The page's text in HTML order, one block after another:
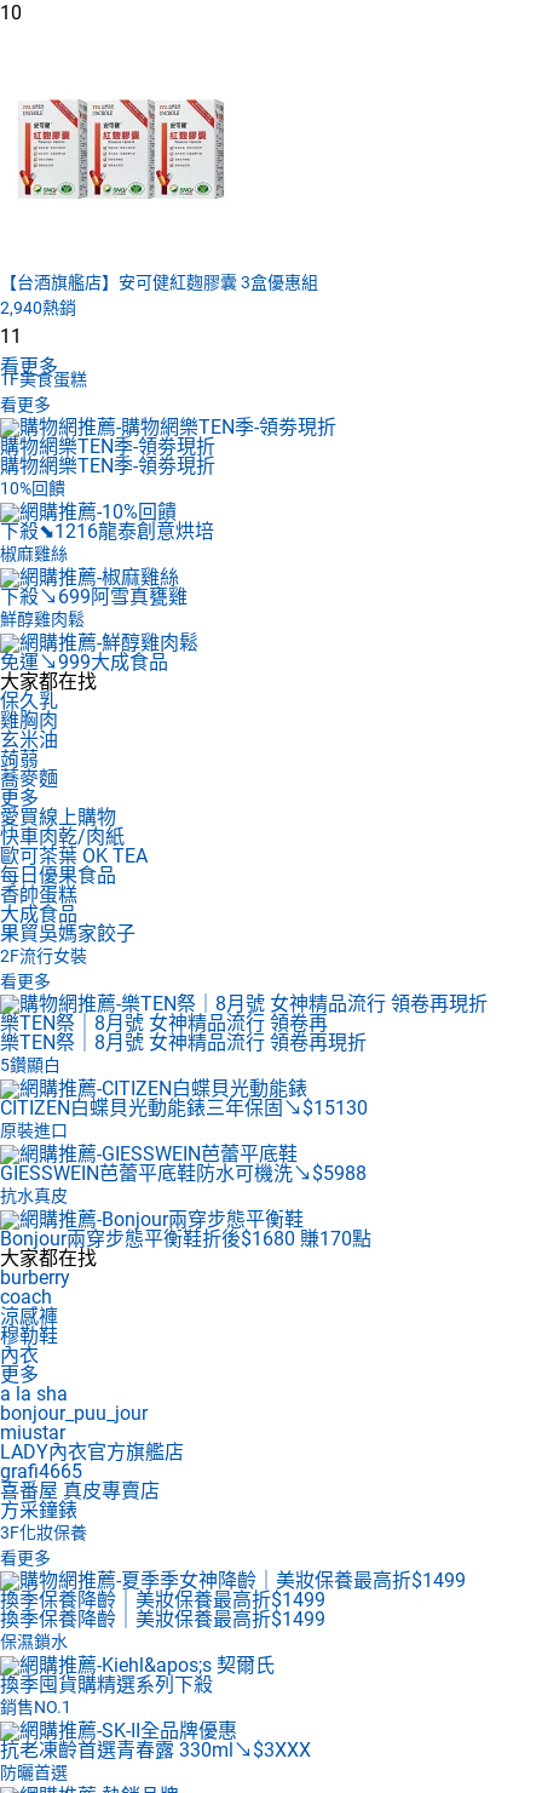
10
【台酒旗艦店】安可健紅麴膠囊 3盒優惠組
2,940熱銷
11
看更多
1F美食蛋糕
看更多
購物網樂TEN季-領劵現折
購物網樂TEN季-領劵現折
10%回饋
下殺⬊1216龍泰創意烘培
椒麻雞絲
下殺↘699阿雪真甕雞
鮮醇雞肉鬆
免運↘999大成食品
大家都在找
保久乳
雞胸肉
玄米油
蒟蒻
蕎麥麵
更多
愛買線上購物
快車肉乾/肉紙
歐可茶葉 OK TEA
每日優果食品
香帥蛋糕
大成食品
果貿吳媽家餃子
2F流行女裝
看更多
樂TEN祭｜8月號 女神精品流行 領卷再
樂TEN祭｜8月號 女神精品流行 領卷再現折
5鑽顯白
CITIZEN白蝶貝光動能錶三年保固↘$15130
原裝進口
GIESSWEIN芭蕾平底鞋防水可機洗↘$5988
抗水真皮
Bonjour兩穿步態平衡鞋折後$1680 賺170點
大家都在找
burberry
coach
涼感褲
穆勒鞋
內衣
更多
a la sha
bonjour_puu_jour
miustar
LADY內衣官方旗艦店
grafi4665
喜番屋 真皮專賣店
方采鐘錶
3F化妝保養
看更多
換季保養降齡｜美妝保養最高折$1499
換季保養降齡｜美妝保養最高折$1499
保濕鎖水
換季囤貨購精選系列下殺
銷售NO.1
抗老凍齡首選青春露 330ml↘$3XXX
防曬首選